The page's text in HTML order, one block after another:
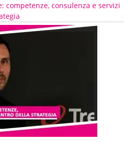
competenze, consulenza e servizi